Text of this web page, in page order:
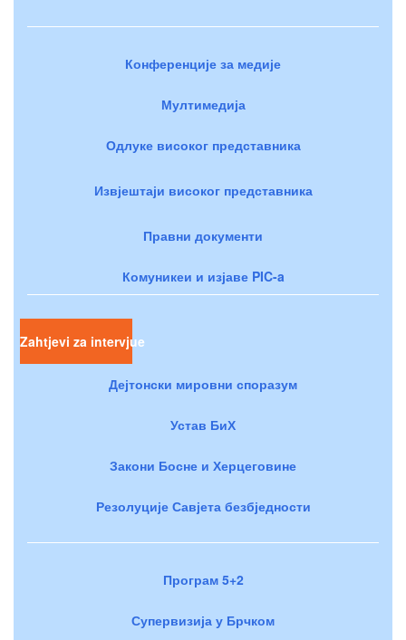
Конференције за медије
Мултимедија
Одлуке високог представника
Извјештаји високог представника
Правни документи
Комуникеи и изјаве PIC-a
Zahtjevi za intervjue
Дејтонски мировни споразум
Устав БиХ
Закони Босне и Херцеговине
Резолуције Савјета безбједности
Програм 5+2
Супервизија у Брчком